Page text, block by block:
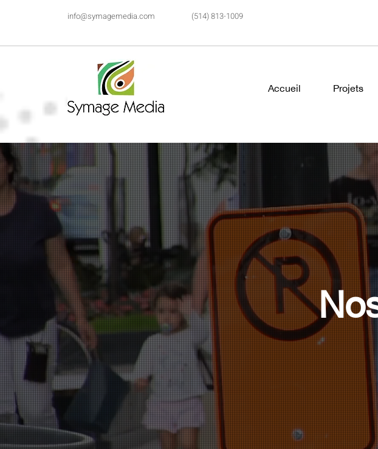
info@symagemedia.com (514) 813-1009
Accueil Projets